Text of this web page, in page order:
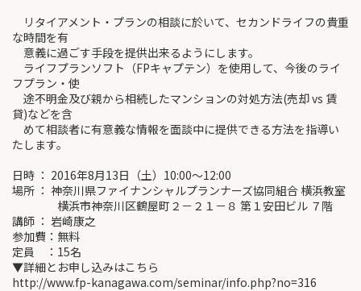
リタイアメント・プランの相談に於いて、セカンドライフの貴重
な時間を有
意義に過ごす手段を提供出来るようにします。
ライフプランソフト（FPキャプテン）を使用して、今後のライ
フプラン・使
途不明金及び親から相続したマンションの対処方法(売却 vs 賃
貸)などを含
めて相談者に有意義な情報を面談中に提供できる方法を指導い
たします。
日時 ： 2016年8月13日（土）10:00～12:00
場所 ： 神奈川県ファイナンシャルプランナーズ協同組合 横浜教室
横浜市神奈川区鶴屋町２－２１－８ 第１安田ビル ７階
講師 ： 岩崎康之
参加費：無料
定員 ：15名
▼詳細とお申し込みはこちら
http://www.fp-kanagawa.com/seminar/info.php?no=316